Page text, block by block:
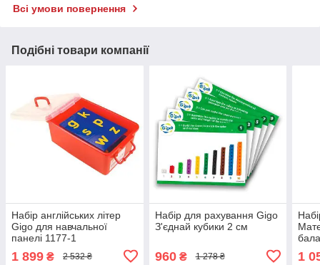
Всі умови повернення
Подібні товари компанії
Набір англійських літер
Gigo для навчальної
панелі 1177-1
1 899 ₴ 2 532 ₴
Набір для рахування Gigo
З'єднай кубики 2 см
960₴ 1 278 ₴ 1